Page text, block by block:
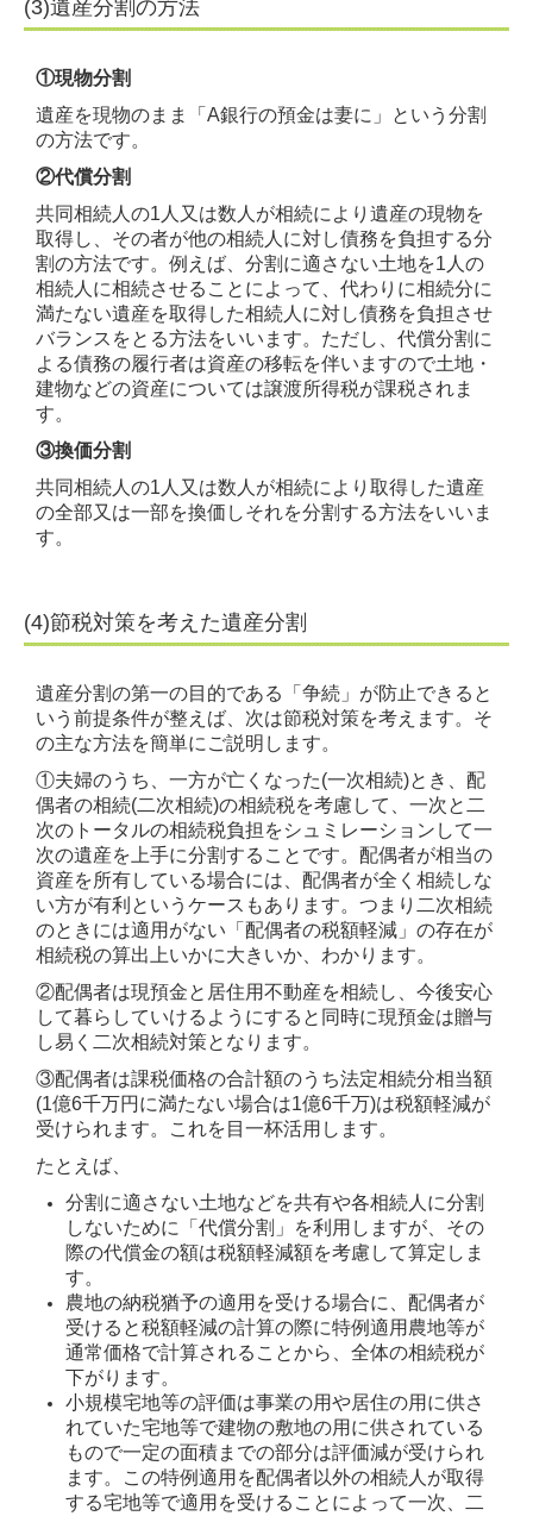
(3)遺産分割の方法
①現物分割
遺産を現物のまま「A銀行の預金は妻に」という分割
の方法です。
②代償分割
共同相続人の1人又は数人が相続により遺産の現物を
取得し、その者が他の相続人に対し債務を負担する分
割の方法です。例えば、分割に適さない土地を1人の
相続人に相続させることによって、代わりに相続分に
満たない遺産を取得した相続人に対し債務を負担させ
バランスをとる方法をいいます。ただし、代償分割に
よる債務の履行者は資産の移転を伴いますので土地・
建物などの資産については譲渡所得税が課税されま
す。
③換価分割
共同相続人の1人又は数人が相続により取得した遺産
の全部又は一部を換価しそれを分割する方法をいいま
す。
(4)節税対策を考えた遺産分割
遺産分割の第一の目的である「争続」が防止できると
いう前提条件が整えば、次は節税対策を考えます。そ
の主な方法を簡単にご説明します。
①夫婦のうち、一方が亡くなった(一次相続)とき、配
偶者の相続(二次相続)の相続税を考慮して、一次と二
次のトータルの相続税負担をシュミレーションして一
次の遺産を上手に分割することです。配偶者が相当の
資産を所有している場合には、配偶者が全く相続しな
い方が有利というケースもあります。つまり二次相続
のときには適用がない「配偶者の税額軽減」の存在が
相続税の算出上いかに大きいか、わかります。
②配偶者は現預金と居住用不動産を相続し、今後安心
して暮らしていけるようにすると同時に現預金は贈与
し易く二次相続対策となります。
③配偶者は課税価格の合計額のうち法定相続分相当額
(1億6千万円に満たない場合は1億6千万)は税額軽減が
受けられます。これを目一杯活用します。
たとえば、
分割に適さない土地などを共有や各相続人に分割
しないために「代償分割」を利用しますが、その
際の代償金の額は税額軽減額を考慮して算定しま
す。
農地の納税猶予の適用を受ける場合に、配偶者が
受けると税額軽減の計算の際に特例適用農地等が
通常価格で計算されることから、全体の相続税が
下がります。
小規模宅地等の評価は事業の用や居住の用に供さ
れていた宅地等で建物の敷地の用に供されている
もので一定の面積までの部分は評価減が受けられ
ます。この特例適用を配偶者以外の相続人が取得
する宅地等で適用を受けることによって一次、二